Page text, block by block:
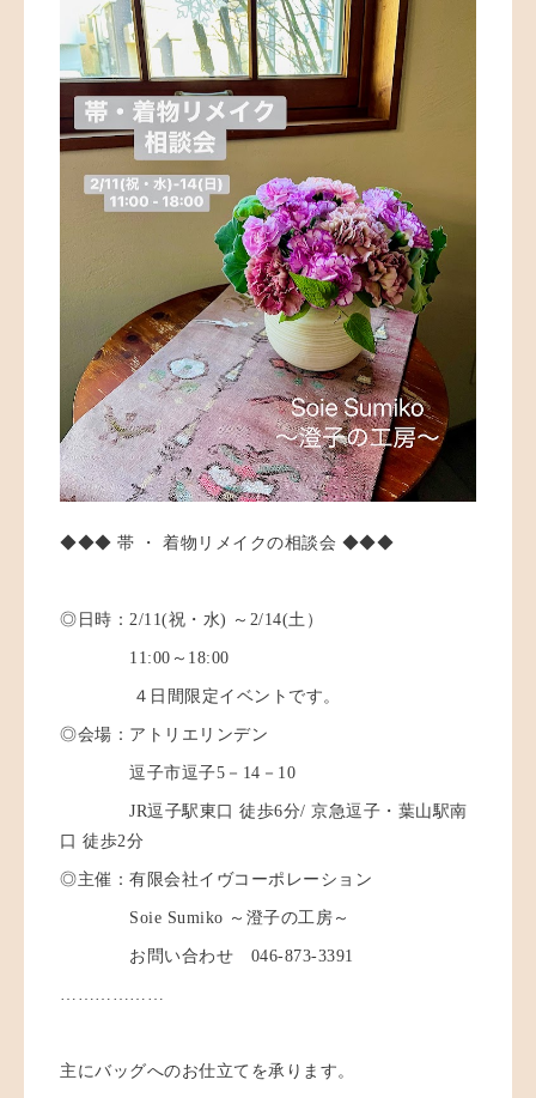
◆◆◆ 帯 ・ 着物リメイクの相談会 ◆◆◆
◎日時：2/11(祝・水) ～2/14(土）
11:00～18:00
４日間限定イベントです。
◎会場：アトリエリンデン
逗子市逗子5－14－10
JR逗子駅東口 徒歩6分/ 京急逗子・葉山駅南
口 徒歩2分
◎主催：有限会社イヴコーポレーション
Soie Sumiko ～澄子の工房～
お問い合わせ 046-873-3391
………………
主にバッグへのお仕立てを承ります。